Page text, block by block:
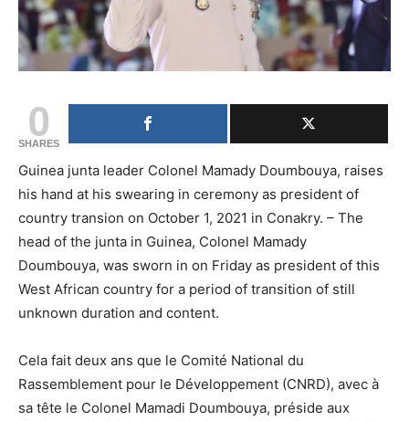
0
SHARES
Guinea junta leader Colonel Mamady Doumbouya, raises
his hand at his swearing in ceremony as president of
country transion on October 1, 2021 in Conakry. – The
head of the junta in Guinea, Colonel Mamady
Doumbouya, was sworn in on Friday as president of this
West African country for a period of transition of still
unknown duration and content.
Cela fait deux ans que le Comité National du
Rassemblement pour le Développement (CNRD), avec à
sa tête le Colonel Mamadi Doumbouya, préside aux